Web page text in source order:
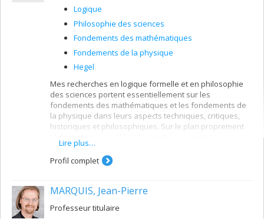
Logique
Philosophie des sciences
Fondements des mathématiques
Fondements de la physique
Hegel
Mes recherches en logique formelle et en philosophie
des sciences portent essentiellement sur les
fondements des mathématiques et les fondements de
la physique dans leurs aspects techniques, critiques,
historiques et philosophiques. Sur le plan proprement
radicale qui consiste à montrer que l'arithmétique et sa
logique interne ou théorie des nombres sont au
fondement des théories mathématiques.
En philosophie de la physique, mon point de vue
antiréaliste a mis l'accent sur la logique interne des
théories physiques et de la physique mathématique
Lire plus…
Profil complet
MARQUIS, Jean-Pierre
Professeur titulaire